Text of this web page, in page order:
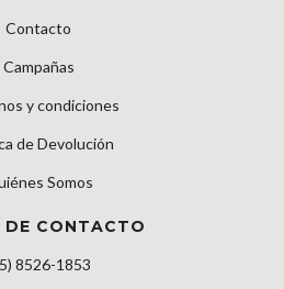
Contacto
Campañas
y condiciones
de Devolución
Somos
CONTACTO
8526-1853